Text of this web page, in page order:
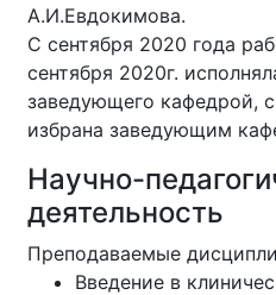
А.И.Евдокимова.
С сентября 2020 года
сентября 2020г.
заведующего кафедрой,
избрана заведующим
Научно-
деятельность
Преподаваемые
Введение в